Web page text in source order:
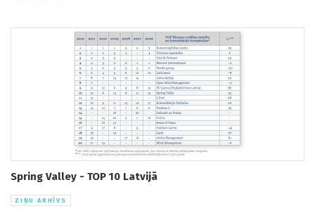
Spring Valley - TOP 10 Latvijā
ZIŅU ARHĪVS